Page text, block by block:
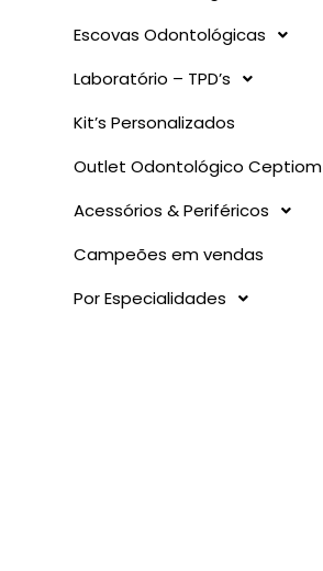
Escovas Odontológicas
Laboratório – TPD’s
Kit’s Personalizados
Outlet Odontológico Ceptiom
Acessórios & Periféricos
Campeões em vendas
Por Especialidades